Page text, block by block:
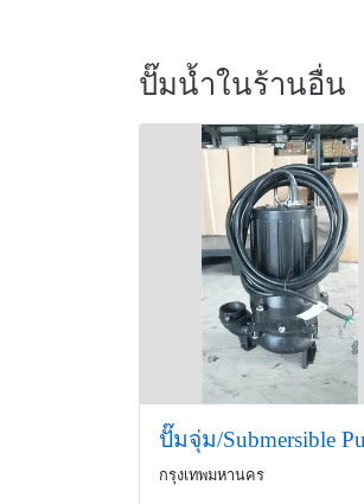
ปั๊มน้ำในร้านอื่น
กรุงเทพมหานคร